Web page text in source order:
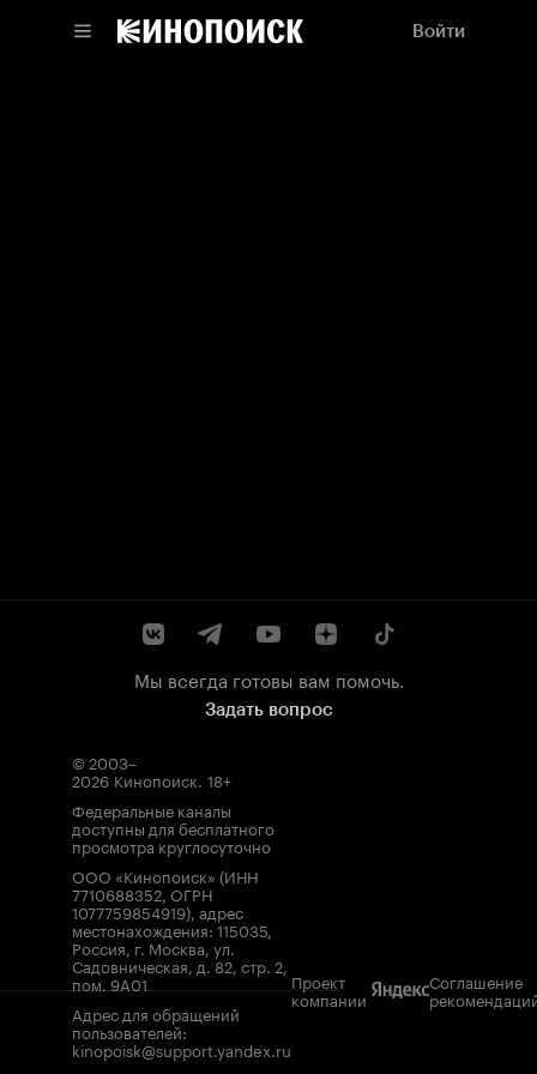
Войти
Мы всегда готовы вам помочь.
Задать вопрос
© 2003–
2026 Кинопоиск. 18+
Федеральные каналы
доступны для бесплатного
просмотра круглосуточно
ООО «Кинопоиск» (ИНН
7710688352, ОГРН
1077759854919), адрес
местонахождения: 115035,
Россия, г. Москва, ул.
Садовническая, д. 82, стр. 2,
пом. 9А01
Адрес для обращений
пользователей:
kinopoisk@support.yandex.ru
Проект
компании
Соглашение